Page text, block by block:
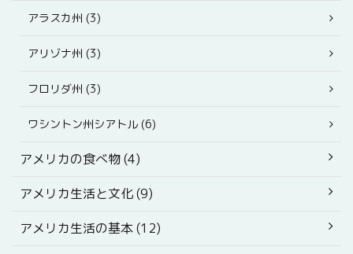
アラスカ州 (3)
アリゾナ州 (3)
フロリダ州 (3)
ワシントン州シアトル (6)
アメリカの食べ物 (4)
アメリカ生活と文化 (9)
アメリカ生活の基本 (12)